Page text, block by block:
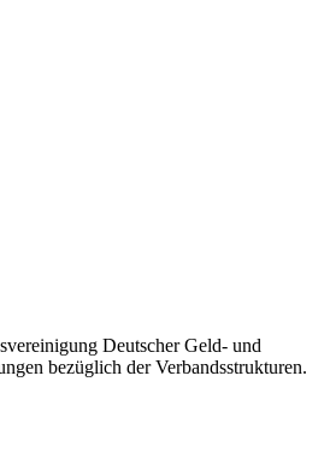
Deutscher Geld- und
bezüglich der Verbandsstrukturen.